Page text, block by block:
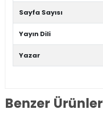
Sayfa Sayısı
Yayın Dili
Yazar
Benzer Ürünler